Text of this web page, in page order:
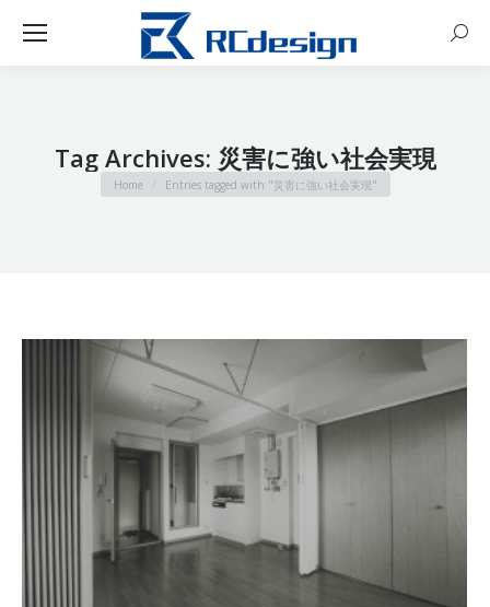
Tag Archives: 災害に強い社会実現
You are here:
Home Entries tagged with "災害に強い社会実現"